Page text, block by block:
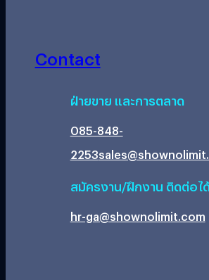
Contact
ฝ่ายขาย และการตลาด
085-848-
2253
สมัครงาน/ฝึกงาน ติดต่อไ
hr-ga@shownolimit.com